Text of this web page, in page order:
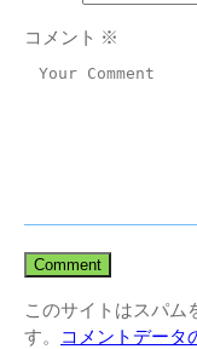
コメント ※
このサイトはスパム
す。
コメントデータ